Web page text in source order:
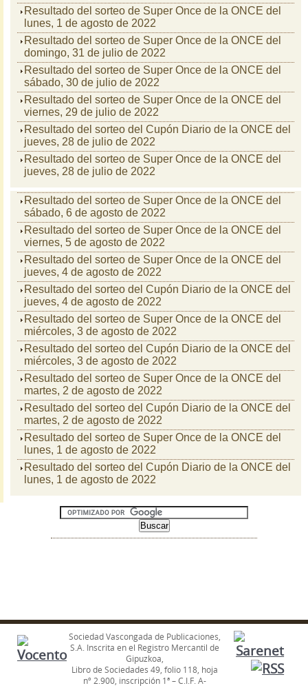
Resultado del sorteo de Super Once de la ONCE del
lunes, 1 de agosto de 2022
Resultado del sorteo de Super Once de la ONCE del
domingo, 31 de julio de 2022
Resultado del sorteo de Super Once de la ONCE del
sábado, 30 de julio de 2022
Resultado del sorteo de Super Once de la ONCE del
viernes, 29 de julio de 2022
Resultado del sorteo del Cupón Diario de la ONCE del
jueves, 28 de julio de 2022
Resultado del sorteo de Super Once de la ONCE del
jueves, 28 de julio de 2022
Resultado del sorteo de Super Once de la ONCE del
sábado, 6 de agosto de 2022
Resultado del sorteo de Super Once de la ONCE del
viernes, 5 de agosto de 2022
Resultado del sorteo de Super Once de la ONCE del
jueves, 4 de agosto de 2022
Resultado del sorteo del Cupón Diario de la ONCE del
jueves, 4 de agosto de 2022
Resultado del sorteo de Super Once de la ONCE del
miércoles, 3 de agosto de 2022
Resultado del sorteo del Cupón Diario de la ONCE del
miércoles, 3 de agosto de 2022
Resultado del sorteo de Super Once de la ONCE del
martes, 2 de agosto de 2022
Resultado del sorteo del Cupón Diario de la ONCE del
martes, 2 de agosto de 2022
Resultado del sorteo de Super Once de la ONCE del
lunes, 1 de agosto de 2022
Resultado del sorteo del Cupón Diario de la ONCE del
lunes, 1 de agosto de 2022
Sociedad Vascongada de Publicaciones,
S.A. Inscrita en el Registro Mercantil de
Gipuzkoa,
Libro de Sociedades 49, folio 118, hoja
nº 2.900, inscripción 1ª – C.I.F. A-